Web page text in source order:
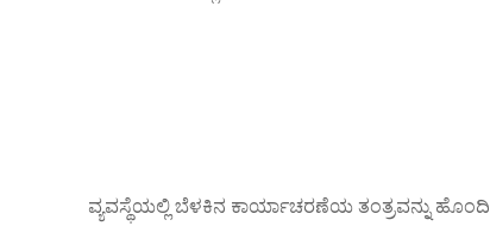
ವ್ಯವಸ್ಥೆಯಲ್ಲಿ ಬೆಳಕಿನ ಕಾರ್ಯಾಚರಣೆಯ ತಂತ್ರವನ್ನು